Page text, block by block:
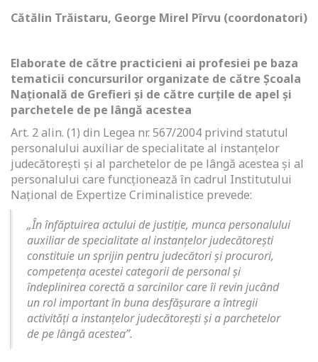
Cătălin Trăistaru, George Mirel Pîrvu (coordonatori)
Elaborate de către practicieni ai profesiei pe baza
tematicii concursurilor organizate de către Școala
Națională de Grefieri și de către curțile de apel și
parchetele de pe lângă acestea
Art. 2 alin. (1) din Legea nr. 567/2004 privind statutul
personalului auxiliar de specialitate al instanțelor
judecătorești și al parchetelor de pe lângă acestea și al
personalului care funcționează în cadrul Institutului
Național de Expertize Criminalistice prevede:
„În înfăptuirea actului de justiție, munca personalului
auxiliar de specialitate al instanțelor judecătorești
constituie un sprijin pentru judecători și procurori,
competența acestei categorii de personal și
îndeplinirea corectă a sarcinilor care îi revin jucând
un rol important în buna desfășurare a întregii
activități a instanțelor judecătorești și a parchetelor
de pe lângă acestea”.